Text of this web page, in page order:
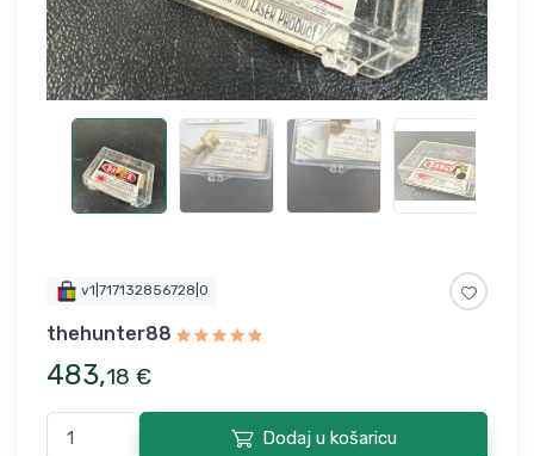
v1|717132856728|0
thehunter88
483,18 €
Dodaj u košaricu